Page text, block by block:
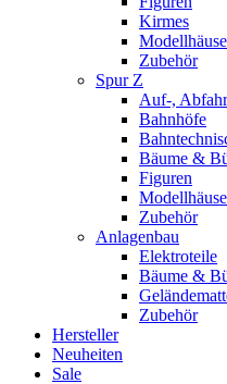
Kirmes
Zubehör
Spur Z
Auf-,
Bahnhöfe
Bäume &
Figuren
Zubehör
Anlagenbau
Elektroteile
Bäume &
Zubehör
Hersteller
Neuheiten
Sale